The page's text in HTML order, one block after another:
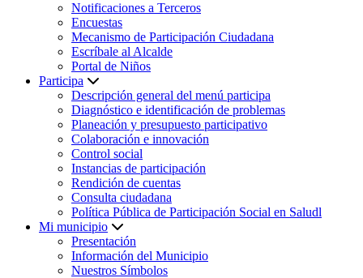
Notificaciones a Terceros
Encuestas
Mecanismo de Participación Ciudadana
Escríbale al Alcalde
Portal de Niños
Participa
Descripción general del menú participa
Diagnóstico e identificación de problemas
Planeación y presupuesto participativo
Colaboración e innovación
Control social
Instancias de participación
Rendición de cuentas
Consulta ciudadana
Política Pública de Participación Social en Saludl
Mi municipio
Presentación
Información del Municipio
Nuestros Símbolos